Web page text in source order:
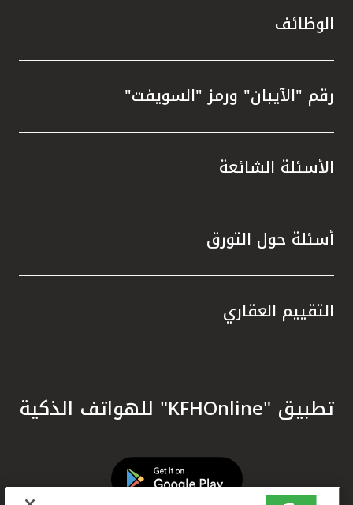
الوظائف
رقم "الآيبان" ورمز "السويفت"
الأسئلة الشائعة
أسئلة حول التورق
التقييم العقاري
تطبيق "KFHOnline" للهواتف الذكية